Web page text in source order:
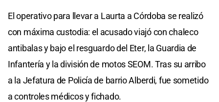
El operativo para llevar a Laurta a Córdoba se realizó
con máxima custodia: el acusado viajó con chaleco
antibalas y bajo el resguardo del Eter, la Guardia de
Infantería y la división de motos SEOM. Tras su arribo
a la Jefatura de Policía de barrio Alberdi, fue sometido
a controles médicos y fichado.